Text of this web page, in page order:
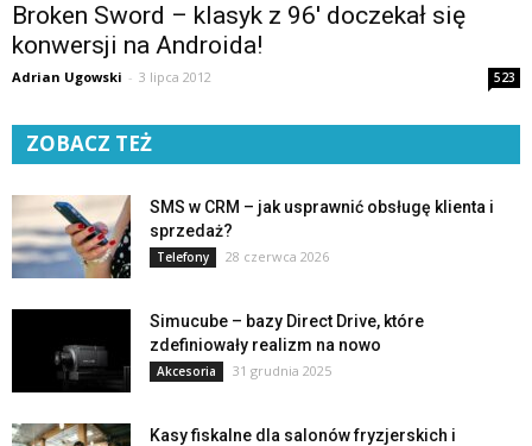
Broken Sword – klasyk z 96′ doczekał się
konwersji na Androida!
Adrian Ugowski - 3 lipca 2012 523
ZOBACZ TEŻ
SMS w CRM – jak usprawnić obsługę klienta i
sprzedaż?
Telefony 28 czerwca 2026
Simucube – bazy Direct Drive, które
zdefiniowały realizm na nowo
Akcesoria 31 grudnia 2025
Kasy fiskalne dla salonów fryzjerskich i